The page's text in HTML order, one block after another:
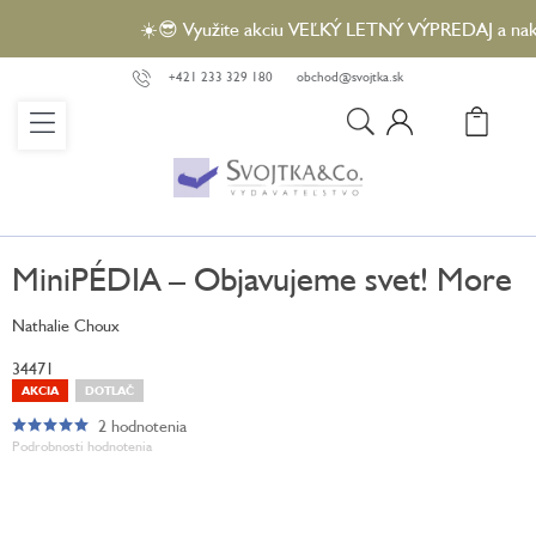
obsah
☀️😎 Využite akciu VEĽKÝ LETNÝ VÝPREDAJ a
+421 233 329 180 obchod@svojtka.sk
MiniPÉDIA – Objavujeme svet! More
Nathalie Choux
34471
Podrobnosti hodnotenia
AKCIA DOTLAČ
Priemerné
hodnotenie
2 hodnotenia